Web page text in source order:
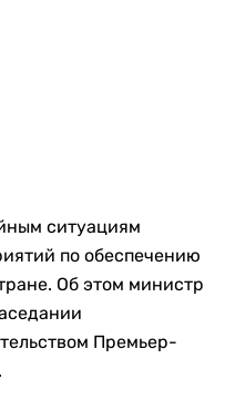
ситуациям
по обеспечению
Об этом министр
Премьер-